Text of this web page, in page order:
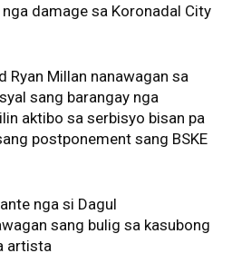
damage sa Koronadal City
Ryan Millan nanawagan sa
sang barangay nga
aktibo sa serbisyo bisan pa
postponement sang BSKE
nga si Dagul
sang bulig sa kasubong
artista